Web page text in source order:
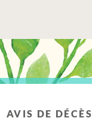
AVIS DE DÉCÈS